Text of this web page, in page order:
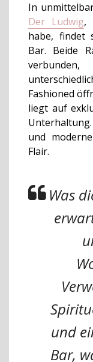
In
Der Ludwig,
habe, findet
Bar. Beide
Fashioned
liegt auf
und
Flair.
Was
und
Bar,